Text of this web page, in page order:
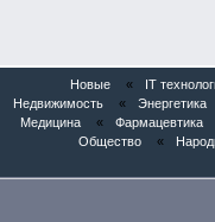
Новые « IT
Недвижимость
« Энергетика
Медицина
« Фармацевтика
Общество
«